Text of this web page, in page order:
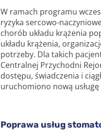
W ramach programu
ryzyka sercowo-
chorób układu krążenia
układu krążenia,
potrzeby. Dla takich
Centralnej Przychodni
dostępu, świadczenia i
uruchomiono nową
Poprawa usług